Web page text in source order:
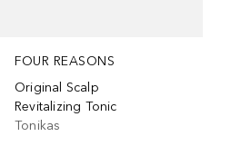
FOUR REASONS
Original Scalp
Revitalizing Tonic
Tonikas